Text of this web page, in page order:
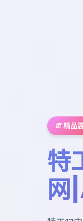
🧯 精品
特
网